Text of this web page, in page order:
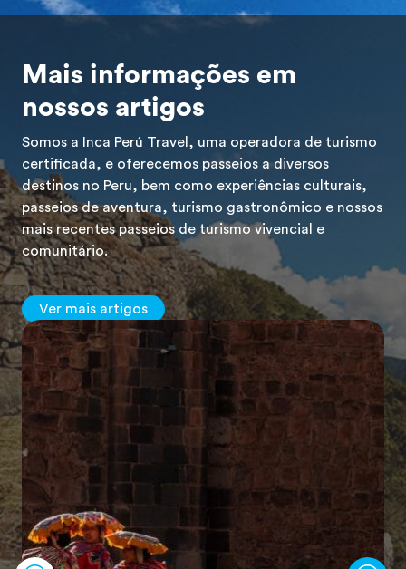
Mais informações em
nossos artigos
Somos a Inca Perú Travel, uma operadora de turismo
certificada, e oferecemos passeios a diversos
destinos no Peru, bem como experiências culturais,
passeios de aventura, turismo gastronômico e nossos
mais recentes passeios de turismo vivencial e
comunitário.
Ver mais artigos